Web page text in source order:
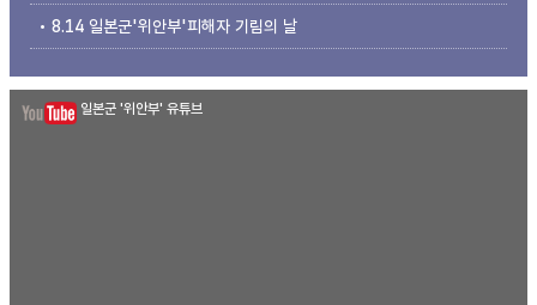
8.14 일본군'위안부'피해자 기림의 날
일본군 '위안부' 유튜브